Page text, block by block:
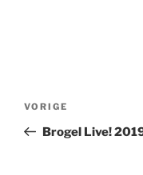
Vorig
bericht
VORIGE
Brogel Live!